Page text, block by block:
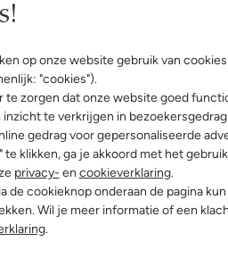
op onze website gebruik van
"cookies").
te zorgen dat onze website goed
te verkrijgen in
gedrag voor gepersonaliseerde
klikken, ga je akkoord met het
privacy- en cookieverklaring.
de cookieknop onderaan de pagina
Wil je meer informatie of een
.
Ontdek de look